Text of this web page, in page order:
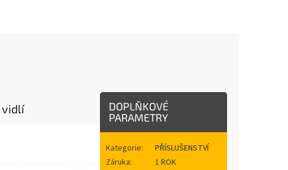
vidlí
DOPLŇKOVÉ
PARAMETRY
Kategorie:
PŘÍSLUŠENSTVÍ
Záruka:
1 ROK